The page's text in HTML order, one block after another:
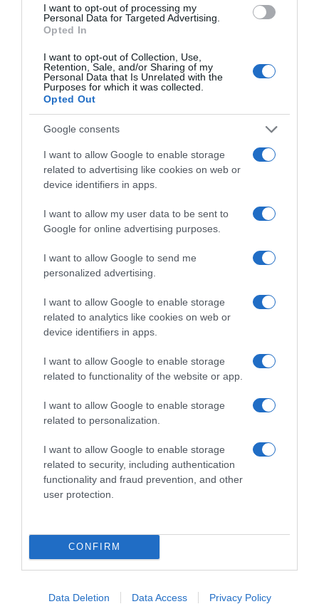
I want to opt-out of processing my
Personal Data for Targeted Advertising.
Opted In
I want to opt-out of Collection, Use,
Retention, Sale, and/or Sharing of my
Personal Data that Is Unrelated with the
Purposes for which it was collected.
Opted Out
Google consents
I want to allow Google to enable storage
related to advertising like cookies on web or
device identifiers in apps.
I want to allow my user data to be sent to
Google for online advertising purposes.
I want to allow Google to send me
personalized advertising.
I want to allow Google to enable storage
related to analytics like cookies on web or
device identifiers in apps.
I want to allow Google to enable storage
related to functionality of the website or app.
I want to allow Google to enable storage
related to personalization.
I want to allow Google to enable storage
related to security, including authentication
functionality and fraud prevention, and other
user protection.
CONFIRM
Data Deletion Data Access Privacy Policy
Ξεκινάει την Δευτέρα το Ευρωπαϊκό
Πρωτάθλημα Στίβου – Πότε αγωνίζονται
Τεντόγλου, Καραλής, Τζένγκο και οι
υπόλοιποι Έλληνες αθλητές
Μαύρη Θάλασσα: Η εμπορική ναυτιλία
στην πρώτη γραμμή ενός ακήρυχτου
5G παντού, 6G στον ορίζοντα: Πού
τεχνολογική μετάβαση
Ο “χάρτης” των πληρωμών από τον e-
ΕΦΚΑ και τη ΔΥΠΑ έως τις 14 Αυγούστου
Ακολούθησε το debater.gr στο
Google News
και μάθετε πρώτοι όλες τις ειδήσεις
Share Tweet
BASKET LEAGUE ΔΗΜΗΤΡΗΣ ΓΙΑΝΝΑΚΟΠΟΥΛΟΣ
ΟΛΥΜΠΙΑΚΟΣ
ΠΑΝΑΘΗΝΑΙΚΟΣ